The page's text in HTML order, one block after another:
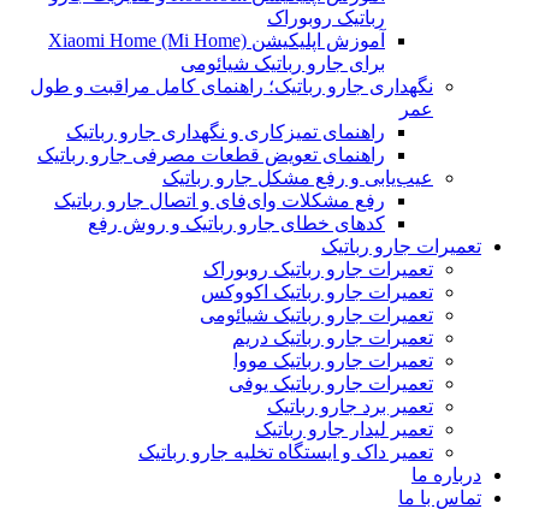
رباتیک روبوراک
آموزش اپلیکیشن Xiaomi Home (Mi Home)
برای جارو رباتیک شیائومی
نگهداری جارو رباتیک؛ راهنمای کامل مراقبت و طول
عمر
راهنمای تمیزکاری و نگهداری جارو رباتیک
راهنمای تعویض قطعات مصرفی جارو رباتیک
عیب‌یابی و رفع مشکل جارو رباتیک
رفع مشکلات وای‌فای و اتصال جارو رباتیک
کدهای خطای جارو رباتیک و روش رفع
تعمیرات جارو رباتیک
تعمیرات جارو رباتیک روبوراک
تعمیرات جارو رباتیک اکووکس
تعمیرات جارو رباتیک شیائومی
تعمیرات جارو رباتیک دریم
تعمیرات جارو رباتیک مووا
تعمیرات جارو رباتیک یوفی
تعمیر برد جارو رباتیک
تعمیر لیدار جارو رباتیک
تعمیر داک و ایستگاه تخلیه جارو رباتیک
درباره ما
تماس با ما